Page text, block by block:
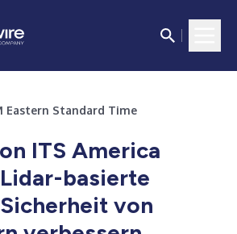
Eastern Standard Time
ITS America
Lidar-basierte
von